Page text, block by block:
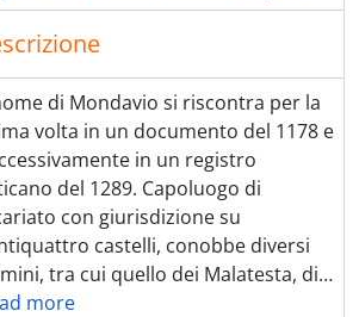
di Mondavio si riscontra per la
volta in un documento del 1178 e
in un registro
del 1289. Capoluogo di
con giurisdizione su
castelli, conobbe diversi
tra cui quello dei Malatesta, di…
more